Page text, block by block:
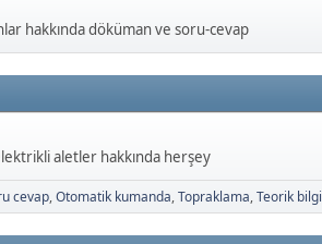
hakkında döküman ve soru-cevap
aletler hakkında herşey
cevap Otomatik kumanda Topraklama Teorik bilgi